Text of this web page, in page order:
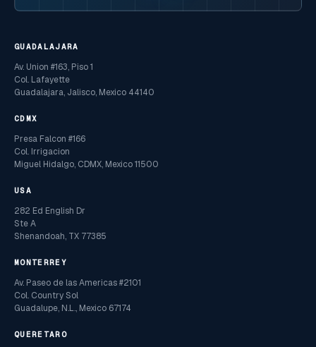
GUADALAJARA
Av. Union #163, Piso 1
Col. Lafayette
Guadalajara, Jalisco, Mexico 44140
CDMX
Presa Falcon #166
Col. Irrigacion
Miguel Hidalgo, CDMX, Mexico 11500
USA
282 Ed English Dr
Ste A
Shenandoah, TX 77385
MONTERREY
Av. Paseo de las Americas #2101
Col. Country Sol
Guadalupe, N.L., Mexico 67174
QUERETARO